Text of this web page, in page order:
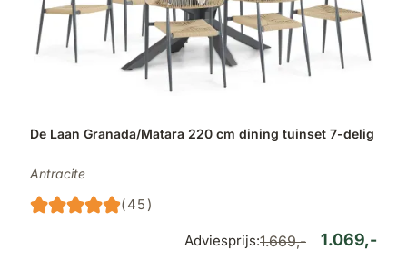
De Laan Granada/Matara 220 cm dining tuinset 7-delig
Antracite
(45)
De prijs is afhankelijk van de gekozen opties op de
1.069,-
Adviesprijs:1.669,-